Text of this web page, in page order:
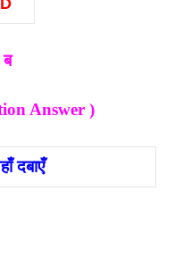
Answer )
दबाएँ